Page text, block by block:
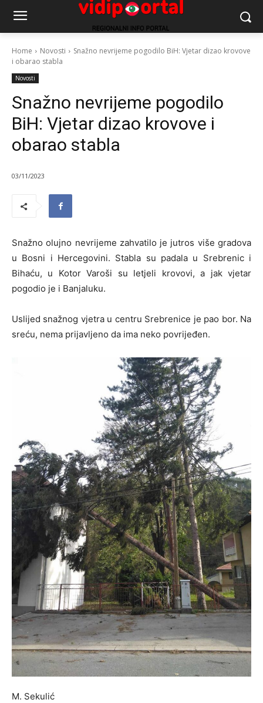
Home Novosti
Snažno nevrijeme pogodilo BiH: Vjetar dizao krovove
i obarao stabla
Novosti
Snažno nevrijeme pogodilo
BiH: Vjetar dizao krovove i
obarao stabla
03/11/2023
Snažno olujno nevrijeme zahvatilo je jutros više gradova
u Bosni i Hercegovini. Stabla su padala u Srebrenic i
Bihaću, u Kotor Varoši su letjeli krovovi, a jak vjetar
pogodio je i Banjaluku.
Uslijed snažnog vjetra u centru Srebrenice je pao bor. Na
sreću, nema prijavljeno da ima neko povrijeđen.
M. Sekulić